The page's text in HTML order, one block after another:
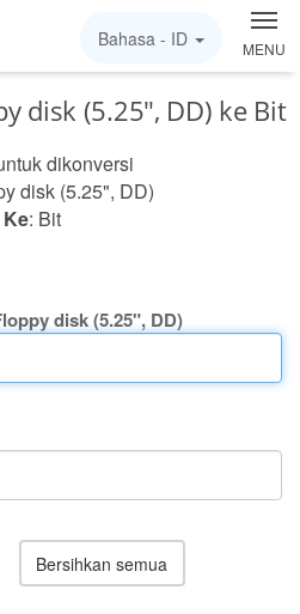
MENU
Bahasa - ID
disk (5.25", DD) ke Bit
dikonversi
disk (5.25", DD)
Ke: Bit
disk (5.25", DD)